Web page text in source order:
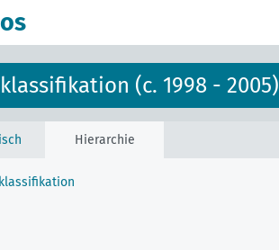
(c. 1998 - 2005)
Hierarchie